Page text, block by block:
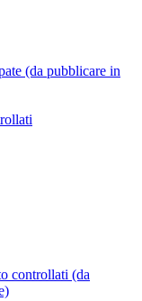
(da pubblicare in
controllati (da